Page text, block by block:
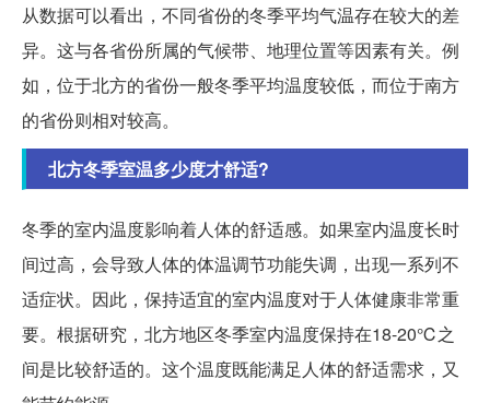
从数据可以看出，不同省份的冬季平均气温存在较大的差
异。这与各省份所属的气候带、地理位置等因素有关。例
如，位于北方的省份一般冬季平均温度较低，而位于南方
的省份则相对较高。
北方冬季室温多少度才舒适?
冬季的室内温度影响着人体的舒适感。如果室内温度长时
间过高，会导致人体的体温调节功能失调，出现一系列不
适症状。因此，保持适宜的室内温度对于人体健康非常重
要。根据研究，北方地区冬季室内温度保持在18-20℃之
间是比较舒适的。这个温度既能满足人体的舒适需求，又